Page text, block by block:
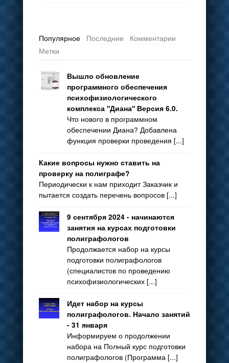
Популярное Последние
Комментарии
Метки
Вышло обновление
программного обеспечения
психофизиологического
комплекса "Диана" Версия 6.0.
Что нового в программном
обеспечении Диана? Добавлена
функция проверки проведения [...]
Какие вопросы нужно ставить на
проверку на полиграфе?
Периодически к нам приходит Заказчик и
пытается создать перечень вопросов [...]
9 сентября 2024 - начинаются
занятия на курсах подготовки
полиграфологов
Продолжается набор на курсы
подготовки полиграфологов
(специалистов по проведению
психофизиологических [...]
Идет набор на курсы
полиграфологов. Начало занятий
- 31 января
Информируем о продолжении
набора на Полный курс подготовки
полиграфологов (Программа [...]